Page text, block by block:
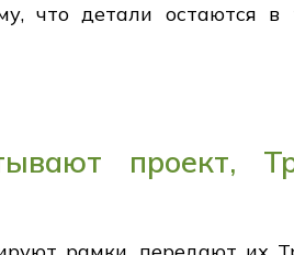
что детали остаются в
проект,